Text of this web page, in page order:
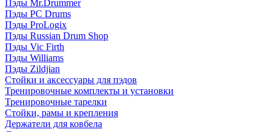
Пэды Mr.Drummer
Пэды PC Drums
Пэды ProLogix
Пэды Russian Drum Shop
Пэды Vic Firth
Пэды Williams
Пэды Zildjian
Стойки и аксессуары для пэдов
Тренировочные комплекты и установки
Тренировочные тарелки
Стойки, рамы и крепления
Держатели для ковбела